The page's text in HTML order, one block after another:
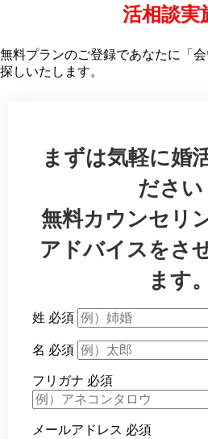
活相談実
無料プランのご登録であなたに「
探しいたします。
まずは気軽に婚
ださい
無料カウンセリ
アドバイスをさ
ます。
姓 必須
名 必須
フリガナ 必須
メールアドレス 必須